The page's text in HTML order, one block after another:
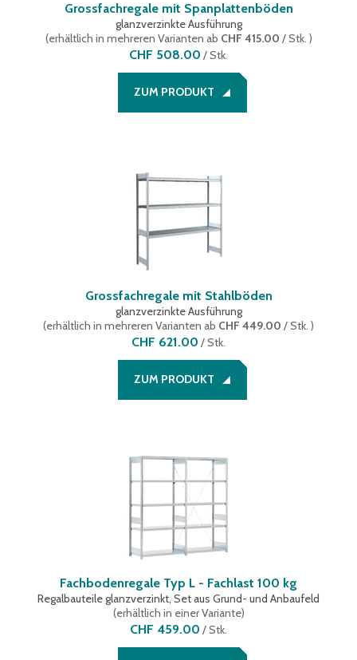
Grossfachregale mit Spanplattenböden
glanzverzinkte Ausführung
(erhältlich in mehreren Varianten ab CHF 415.00 / Stk. )
CHF 508.00 /Stk.
ZUM PRODUKT
Grossfachregale mit Stahlböden
glanzverzinkte Ausführung
(erhältlich in mehreren Varianten ab CHF 449.00 / Stk. )
CHF 621.00 /Stk.
ZUM PRODUKT
Fachbodenregale Typ L - Fachlast 100 kg
Regalbauteile glanzverzinkt, Set aus Grund- und Anbaufeld
(erhältlich in einer Variante)
CHF 459.00 /Stk.